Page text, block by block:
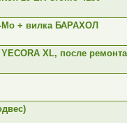
Mo + вилка БАРАХОЛ
XL, после ремонта